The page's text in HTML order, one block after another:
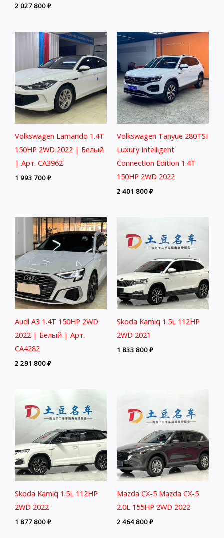
2 027 800₽
Volkswagen Lamando 1.4T
150HP 2WD 2022 | Белый
| Арт. CA3962
1 993 700₽
Volkswagen Tanyue 280TSI
Luxury Intelligent
Connection Edition 1.4T
150HP 2WD 2022
2 401 800₽
Audi A3 1.4T 150HP 2WD
2022 | Белый | Арт.
CA4282
2 291 800₽
Skoda Kamiq 1.5L 112HP
2WD 2021
1 833 800₽
Skoda Kamiq 1.5L 112HP
2WD 2022
1 877 800₽
Mazda CX-5 Mazda CX-5
2.0L 155HP 2WD 2022
2 464 800₽